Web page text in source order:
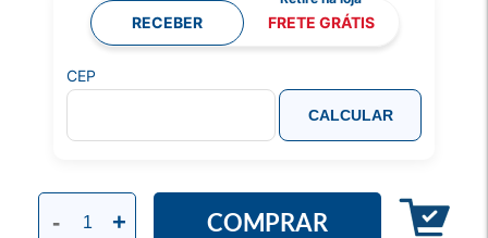
- + COMPRAR
RECEBER FRETE GRÁTIS
CEP
CALCULAR